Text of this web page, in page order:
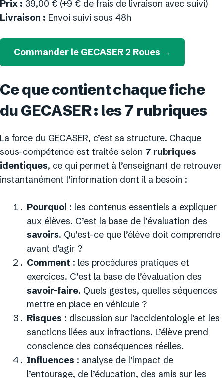
Prix : 39,00 € (+9 € de frais de livraison avec suivi)
Livraison : Envoi suivi sous 48h
Commander le GECASER 2 Roues →
Ce que contient chaque fiche
du GECASER : les 7 rubriques
La force du GECASER, c’est sa structure. Chaque
sous-compétence est traitée selon 7 rubriques
identiques, ce qui permet à l’enseignant de retrouver
instantanément l’information dont il a besoin :
Pourquoi : les contenus essentiels a expliquer
aux élèves. C’est la base de l’évaluation des
savoirs. Qu’est-ce que l’élève doit comprendre
avant d’agir ?
Comment : les procédures pratiques et
exercices. C’est la base de l’évaluation des
savoir-faire. Quels gestes, quelles séquences
mettre en place en véhicule ?
Risques : discussion sur l’accidentologie et les
sanctions liées aux infractions. L’élève prend
conscience des conséquences réelles.
Influences : analyse de l’impact de
l’entourage, de l’éducation, des amis sur les